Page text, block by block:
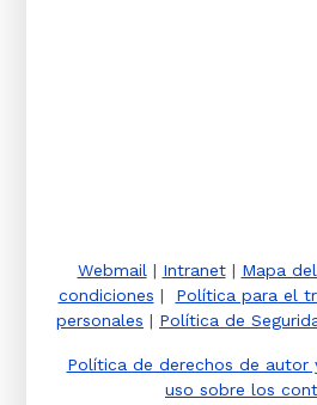
Webmail| Intranet| Mapa
condiciones | Política para el
personales | Política de
Política de derechos de autor
uso sobre los